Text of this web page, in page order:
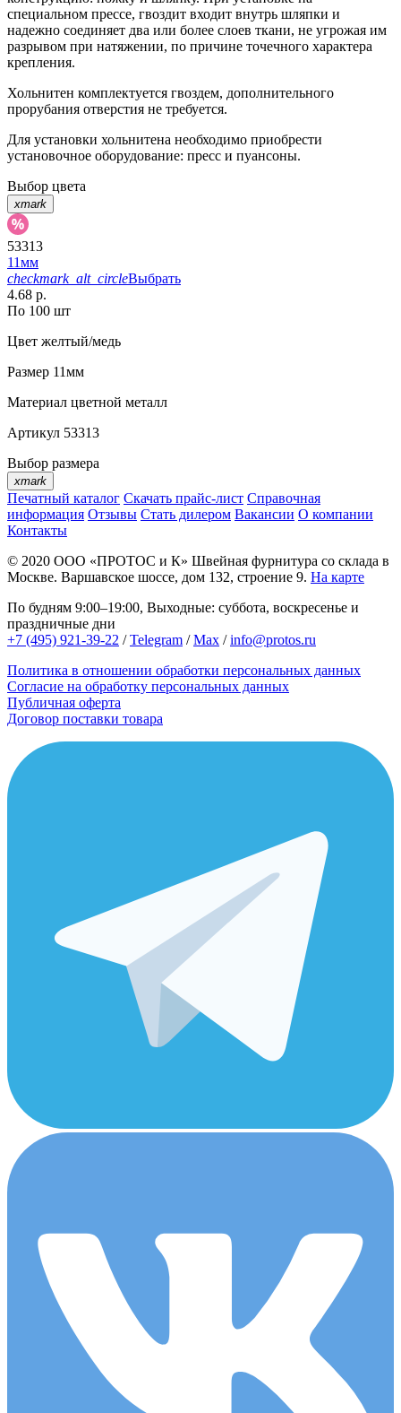
специальном прессе, гвоздит входит внутрь шляпки и
надежно соединяет два или более слоев ткани, не угрожая им
разрывом при натяжении, по причине точечного характера
крепления.
Хольнитен комплектуется гвоздем, дополнительного
прорубания отверстия не требуется.
Для установки хольнитена необходимо приобрести
установочное оборудование: пресс и пуансоны.
Выбор цвета
xmark
53313
11мм
checkmark_alt_circleВыбрать
4.68 р.
По 100 шт
Цвет желтый/медь
Размер 11мм
Материал цветной металл
Артикул 53313
Выбор размера
xmark
Печатный каталог Скачать прайс-лист Справочная
информация Отзывы Стать дилером Вакансии О компании
Контакты
© 2020 ООО «ПРОТОС и К» Швейная фурнитура со склада в
Москве. Варшавское шоссе, дом 132, строение 9. На карте
По будням 9:00–19:00, Выходные: суббота, воскресенье и
праздничные дни
+7 (495) 921-39-22 /Telegram /Max /info@protos.ru
Политика в отношении обработки персональных данных
Согласие на обработку персональных данных
Публичная оферта
Договор поставки товара